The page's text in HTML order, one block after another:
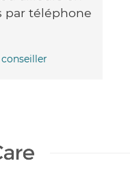
par téléphone